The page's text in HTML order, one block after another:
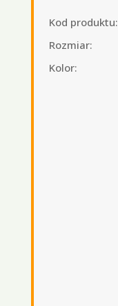
Kod produktu:
Rozmiar:
Kolor: